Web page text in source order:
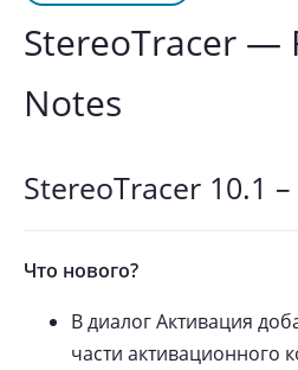
StereoTracer —
Notes
StereoTracer 10.1
Что нового?
В диалог Активация
части активационного